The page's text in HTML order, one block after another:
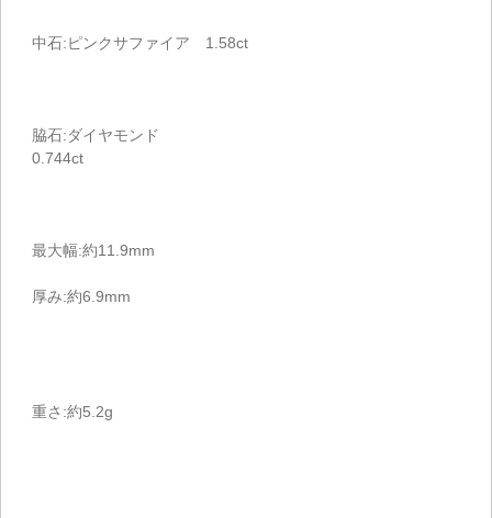
中石:ピンクサファイア 1.58ct
脇石:ダイヤモンド
0.744ct
最大幅:約11.9mm
厚み:約6.9mm
重さ:約5.2g